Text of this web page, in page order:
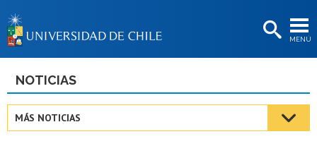
MENÚ
BIBLIOTECAS
Estudiantes
NOTICIAS
MÁS NOTICIAS